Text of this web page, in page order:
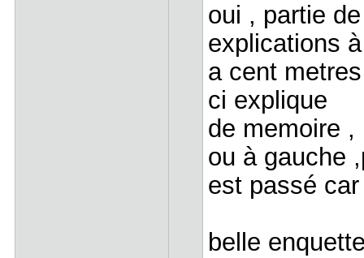
oui , partie
explications
a cent
ci explique
de memoire
ou à gauche
est passé
belle